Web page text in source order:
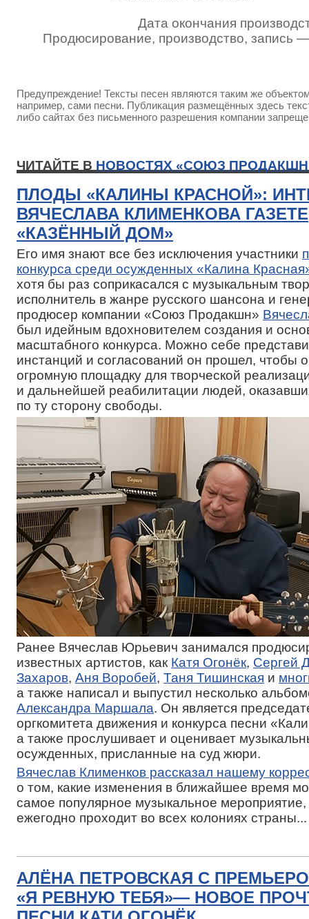
Дата окончания
Продюсирование, производство, запись
Предупреждение! Тексты песен являются таким же
например, сами песни. Публикация размещённых здесь
либо сайтах без письменного разрешения компании
ЧИТАЙТЕ В НОВОСТЯХ «СОЮЗ
ПЛОДЫ «КАЛИНЫ КРАСНОЙ»:
ВЯЧЕСЛАВА КЛИМЕНКОВА ГАЗЕТЕ
«КАЗЁННЫЙ ДОМ»
Его имя знают все без исключения участники
конкурса среди осужденных «Калина
хотя бы раз соприкасался с музыкальным
исполнитель в жанре русского шансона и
продюсер компании «Союз Продакшн»
был идейным вдохновителем создания и
масштабного конкурса. Можно себе
инстанций и согласований он прошел, чтобы
огромную площадку для творческой
и дальнейшей реабилитации людей,
по ту сторону свободы.
Ранее Вячеслав Юрьевич занимался
известных артистов, как Катя Огонёк, Сергей
Захаров, Аня Воробей, Таня Тишинская и
а также написал и выпустил несколько
Александра Маршала. Он является
оргкомитета движения и конкурса песни
а также прослушивает и оценивает
осужденных, присланные на суд жюри.
Вячеслав Клименков рассказал нашему
о том, какие изменения в ближайшее время
самое популярное музыкальное мероприятие,
ежегодно проходит во всех колониях страны...
АЛЁНА ПЕТРОВСКАЯ С
«Я РЕВНУЮ ТЕБЯ»— НОВОЕ